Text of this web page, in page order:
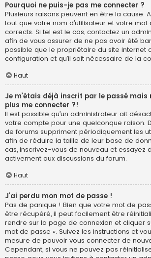
Pourquoi ne puis-je pas me connecter ?
Plusieurs raisons peuvent en être la cause.
tout que votre nom d’utilisateur et votre
corrects. Si tel est le cas, contactez un
afin de vous assurer de ne pas avoir été
possible que le propriétaire du site internet
configuration et qu’il soit nécessaire de la
Haut
Je m’étais déjà inscrit par le passé mais
plus me connecter ?!
Il est possible qu’un administrateur ait
votre compte pour une quelconque raison.
de forums suppriment périodiquement les
afin de réduire la taille de leur base de
cas, inscrivez-vous de nouveau et essayez
activement aux discussions du forum.
Haut
J’ai perdu mon mot de passe !
Pas de panique ! Bien que votre mot de
être récupéré, il peut facilement être
rendre sur la page de connexion et cliquer
mot de passe ». Suivez les instructions et
mesure de pouvoir vous connecter de
Cependant, si vous ne pouvez pas